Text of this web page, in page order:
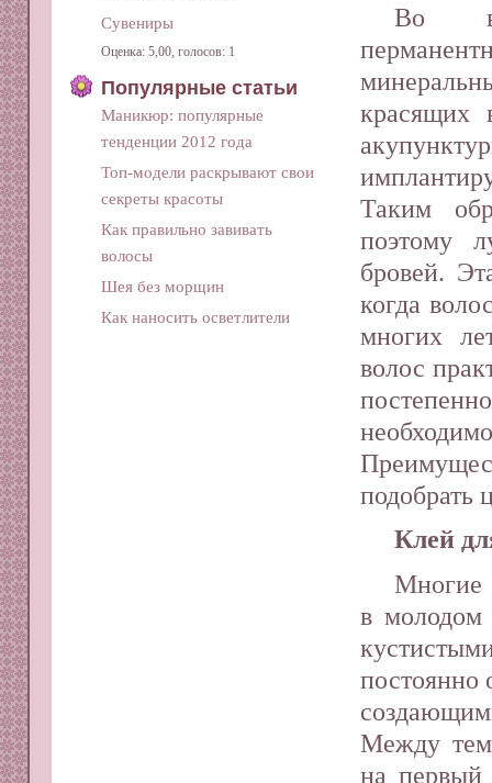
Во
красящих
Таким
поэтому
бровей.
когда
многих
волос
подобрать
Клей
Многие
в молодом
Между тем
на первый
Сувениры
Оценка: 5,00, голосов: 1
Популярные статьи
Маникюр: популярные
тенденции 2012 года
Топ-модели раскрывают свои
секреты красоты
Как правильно завивать
волосы
Шея без морщин
Как наносить осветлители